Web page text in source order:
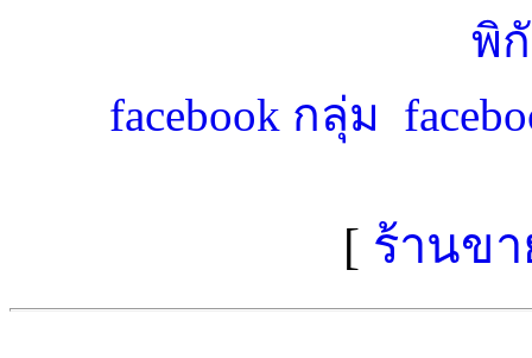
พิ
facebook กลุ่ม
[ ร้านข